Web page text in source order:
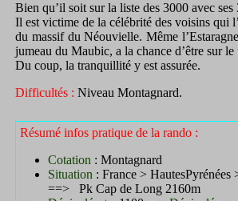
Bien qu’il soit sur la liste des 3000 avec
Il est victime de la célébrité des voisins qui
du massif du Néouvielle. Même
jumeau du Maubic, a la chance d’être sur
Du coup, la tranquillité y est assurée.
Difficultés : Niveau Montagnard.
Résumé infos pratique de la rando :
Cotation : Montagnard
Situation : France >
==> Pk Cap de Long 2160m